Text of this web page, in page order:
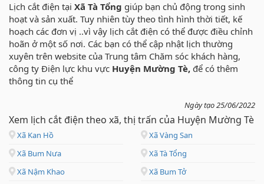
Lịch cắt điện tại Xã Tà Tổng giúp bạn chủ động trong sinh
hoạt và sản xuất. Tuy nhiên tùy theo tình hình thời tiết, kế
hoạch các đơn vị ..vì vậy lịch cắt điện có thể được điều chỉnh
hoãn ở một số nơi. Các bạn có thể cập nhật lịch thường
xuyên trên website của Trung tâm Chăm sóc khách hàng,
công ty Điện lực khu vực Huyện Mường Tè, để có thêm
thông tin cụ thể
Ngày tạo 25/06/2022
Xem lịch cắt điện theo xã, thị trấn của Huyện Mường Tè
Xã Kan Hồ
Xã Vàng San
Xã Bum Nưa
Xã Tà Tổng
Xã Nậm Khao
Xã Bum Tở